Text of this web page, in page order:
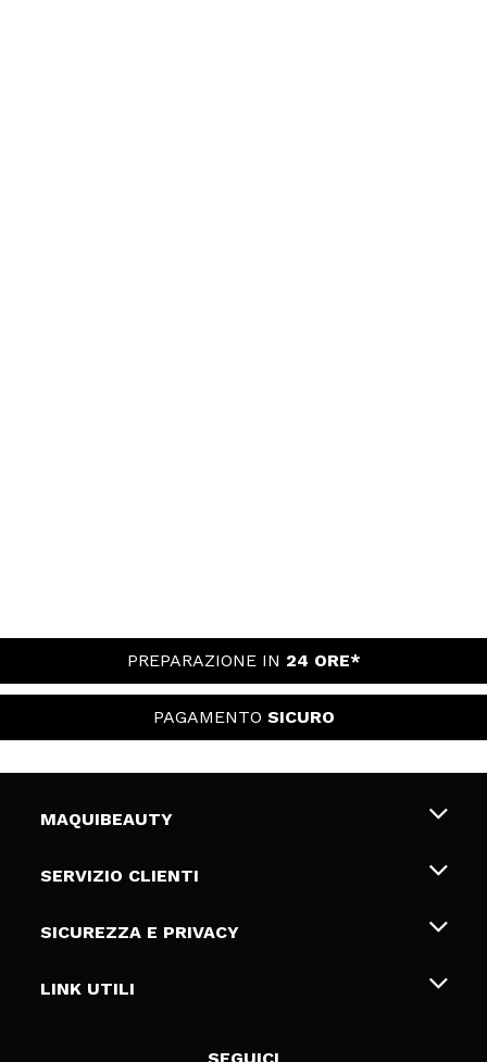
PREPARAZIONE IN 24 ORE*
PAGAMENTO SICURO
MAQUIBEAUTY
Chi siamo
Gift Cards
SERVIZIO CLIENTI
Spedizioni & Resi
Metodi di pagamamento
SICUREZZA E PRIVACY
Termini e condizioni
LINK UTILI